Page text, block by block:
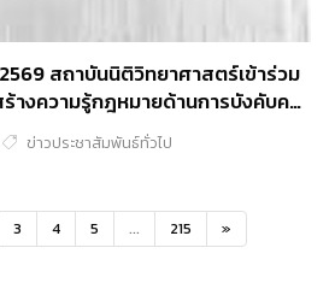
สถาบันนิติวิทยาศาสตร์เข้าร่วม
ร้างความรู้กฎหมายด้านการบังคับคดี
ข่าวประชาสัมพันธ์ทั่วไป
3 4 5 ... 215 »